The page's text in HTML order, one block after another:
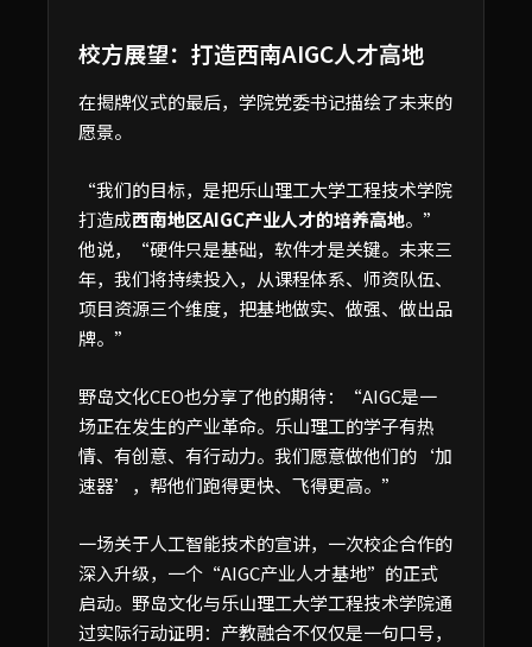
校方展望：打造西南AIGC人才高地
在揭牌仪式的最后，学院党委书记描绘了未来的
愿景。
“我们的目标，是把乐山理工大学工程技术学院
打造成西南地区AIGC产业人才的培养高地。”
他说，“硬件只是基础，软件才是关键。未来三
年，我们将持续投入，从课程体系、师资队伍、
项目资源三个维度，把基地做实、做强、做出品
牌。”
野岛文化CEO也分享了他的期待：“AIGC是一
场正在发生的产业革命。乐山理工的学子有热
情、有创意、有行动力。我们愿意做他们的‘加
速器’，帮他们跑得更快、飞得更高。”
一场关于人工智能技术的宣讲，一次校企合作的
深入升级，一个“AIGC产业人才基地”的正式
启动。野岛文化与乐山理工大学工程技术学院通
过实际行动证明：产教融合不仅仅是一句口号，